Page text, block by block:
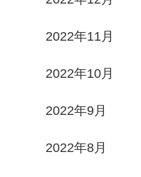
2022年11月
2022年10月
2022年9月
2022年8月